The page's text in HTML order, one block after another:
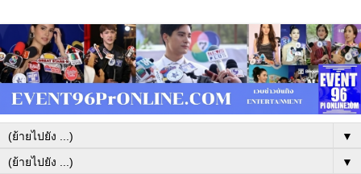
▼
▼